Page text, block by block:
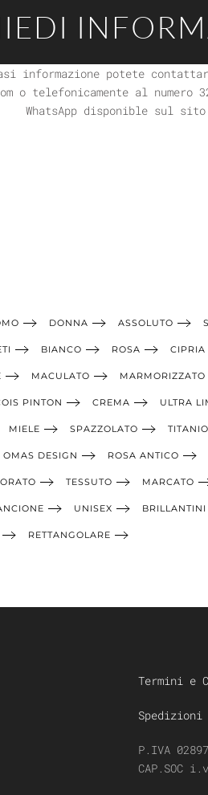
informazione potete
o telefonicamente al numero
WhatsApp disponible sul
DONNA ASSOLUTO
BIANCO ROSA CIPRIA
MACULATO MARMORIZZATO
PINTON CREMA ULTRA
MIELE SPAZZOLATO TITANIO
OMAS DESIGN ROSA ANTICO
TESSUTO MARCATO
UNISEX BRILLANTINI
RETTANGOLARE
Termini e
Spedizioni
P.IVA
CAP.SOC